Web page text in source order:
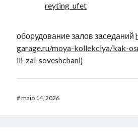
reyting_ufet
оборудование залов заседаний
garage.ru/moya-kollekciya/kak-
ili-zal-soveshchanij
#maio 14, 2026